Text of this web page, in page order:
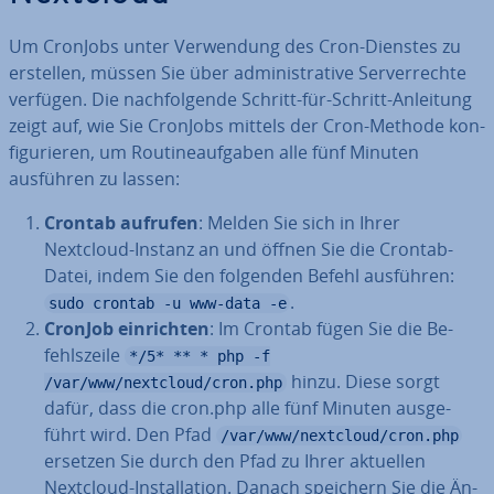
Um CronJobs unter Ver­wen­dung des Cron-Dienstes zu
erstellen, müssen Sie über ad­mi­nis­tra­ti­ve Ser­ver­rech­te
verfügen. Die nach­fol­gen­de Schritt-für-Schritt-Anleitung
zeigt auf, wie Sie CronJobs mittels der Cron-Methode kon­
fi­gu­rie­ren, um Rou­ti­ne­auf­ga­ben alle fünf Minuten
ausführen zu lassen:
Crontab aufrufen: Melden Sie sich in Ihrer
Nextcloud-Instanz an und öffnen Sie die Crontab-
Datei, indem Sie den folgenden Befehl ausführen:
sudo crontab -u www-data -e .
CronJob ein­rich­ten: Im Crontab fügen Sie die Be­
fehls­zei­le
*/5* ** * php -f
/var/www/nextcloud/cron.php hinzu. Diese sorgt
dafür, dass die cron.php alle fünf Minuten aus­ge­
führt wird. Den Pfad
/var/www/nextcloud/cron.php
ersetzen Sie durch den Pfad zu Ihrer aktuellen
Nextcloud-In­stal­la­ti­on. Danach speichern Sie die Än­